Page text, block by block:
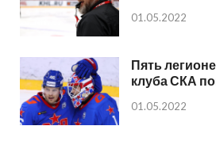
01.05.2022
Пять
клуба СКА
01.05.2022